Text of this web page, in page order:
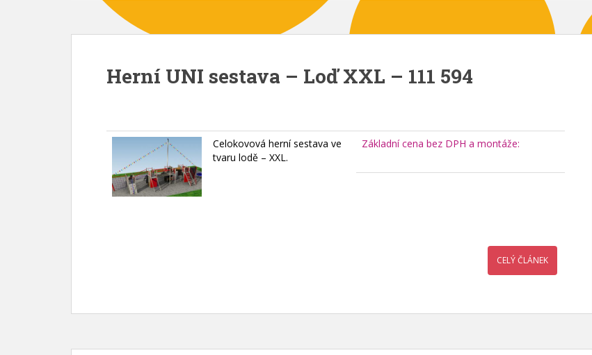
Herní UNI sestava – Loď XXL – 111 594
Celokovová herní sestava ve
tvaru lodě – XXL.
Základní cena bez DPH a montáže:
CELÝ ČLÁNEK